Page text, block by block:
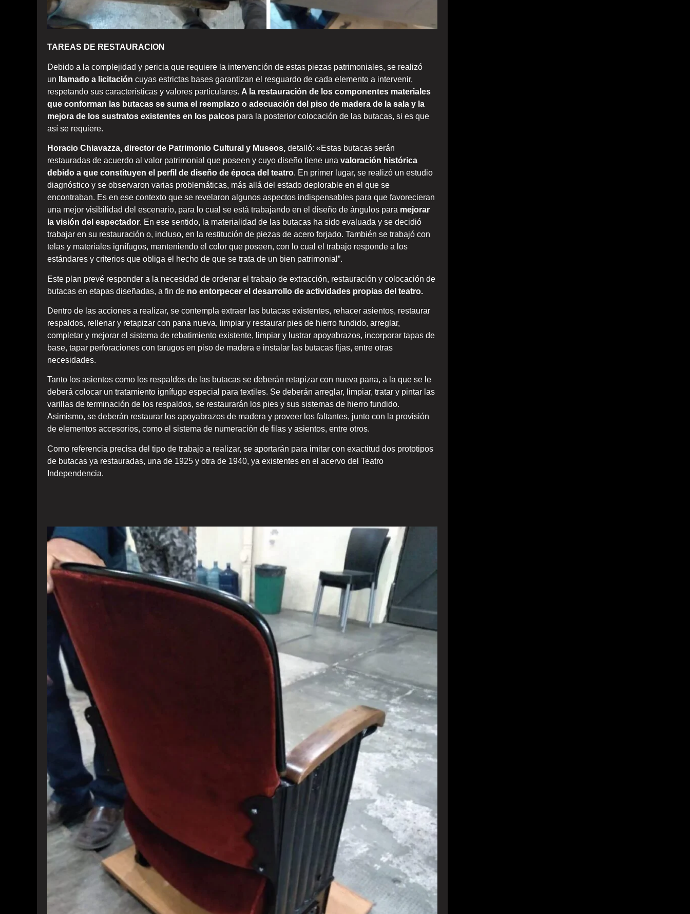
TAREAS DE RESTAURACION
Debido a la complejidad y pericia que requiere la intervención de estas piezas patrimoniales, se realizó
un llamado a licitación cuyas estrictas bases garantizan el resguardo de cada elemento a intervenir,
respetando sus características y valores particulares. A la restauración de los componentes materiales
que conforman las butacas se suma el reemplazo o adecuación del piso de madera de la sala y la
mejora de los sustratos existentes en los palcos para la posterior colocación de las butacas, si es que
así se requiere.
Horacio Chiavazza, director de Patrimonio Cultural y Museos, detalló: «Estas butacas serán
restauradas de acuerdo al valor patrimonial que poseen y cuyo diseño tiene una valoración histórica
debido a que constituyen el perfil de diseño de época del teatro. En primer lugar, se realizó un estudio
diagnóstico y se observaron varias problemáticas, más allá del estado deplorable en el que se
encontraban. Es en ese contexto que se revelaron algunos aspectos indispensables para que favorecieran
una mejor visibilidad del escenario, para lo cual se está trabajando en el diseño de ángulos para mejorar
la visión del espectador. En ese sentido, la materialidad de las butacas ha sido evaluada y se decidió
trabajar en su restauración o, incluso, en la restitución de piezas de acero forjado. También se trabajó con
telas y materiales ignífugos, manteniendo el color que poseen, con lo cual el trabajo responde a los
estándares y criterios que obliga el hecho de que se trata de un bien patrimonial”.
Este plan prevé responder a la necesidad de ordenar el trabajo de extracción, restauración y colocación de
butacas en etapas diseñadas, a fin de no entorpecer el desarrollo de actividades propias del teatro.
Dentro de las acciones a realizar, se contempla extraer las butacas existentes, rehacer asientos, restaurar
respaldos, rellenar y retapizar con pana nueva, limpiar y restaurar pies de hierro fundido, arreglar,
completar y mejorar el sistema de rebatimiento existente, limpiar y lustrar apoyabrazos, incorporar tapas de
base, tapar perforaciones con tarugos en piso de madera e instalar las butacas fijas, entre otras
necesidades.
Tanto los asientos como los respaldos de las butacas se deberán retapizar con nueva pana, a la que se le
deberá colocar un tratamiento ignífugo especial para textiles. Se deberán arreglar, limpiar, tratar y pintar las
varillas de terminación de los respaldos, se restaurarán los pies y sus sistemas de hierro fundido.
Asimismo, se deberán restaurar los apoyabrazos de madera y proveer los faltantes, junto con la provisión
de elementos accesorios, como el sistema de numeración de filas y asientos, entre otros.
Como referencia precisa del tipo de trabajo a realizar, se aportarán para imitar con exactitud dos prototipos
de butacas ya restauradas, una de 1925 y otra de 1940, ya existentes en el acervo del Teatro
Independencia.